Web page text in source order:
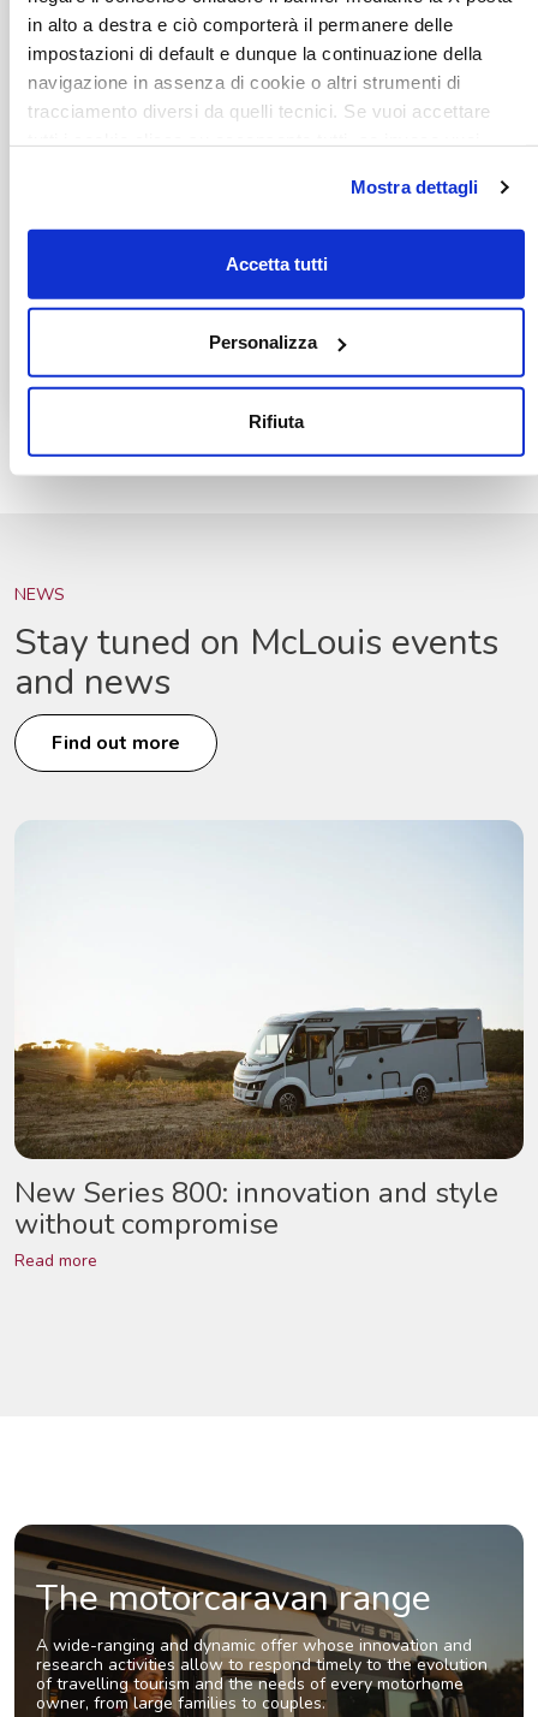
in alto a destra e ciò comporterà il permanere delle
impostazioni di default e dunque la continuazione della
navigazione in assenza di cookie o altri strumenti di
tracciamento diversi da quelli tecnici. Se vuoi accettare
su acconsento selezionati. Se vuoi saperne di più clicca
qui. Cliccando sul tasto "Acconsento" permetti l'utilizzo dei
Mostra dettagli
Accetta tutti
Personalizza
Rifiuta
NEWS
Stay tuned on McLouis events
and news
Find out more
New Series 800: innovation and style
without compromise
Read more
The motorcaravan range
A wide-ranging and dynamic offer whose innovation and
research activities allow to respond timely to the evolution
of travelling tourism and the needs of every motorhome
owner, from large families to couples.